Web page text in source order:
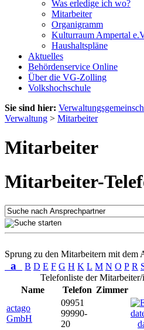
Was erledige ich wo?
Mitarbeiter
Organigramm
Kulturraum Ampertal
Haushaltspläne
Aktuelles
Behördenservice Online
Über die VG-Zolling
Volkshochschule
Sie sind hier:
Verwaltung > Mitarbeiter
Mitarbeiter
Mitarbeiter-
Sprung zu den Mitarbeitern mit dem
a B D E F G H K L M N O P R
Telefonliste der
Name
Telefon Zimmer
actago
GmbH
09951
99990-
20